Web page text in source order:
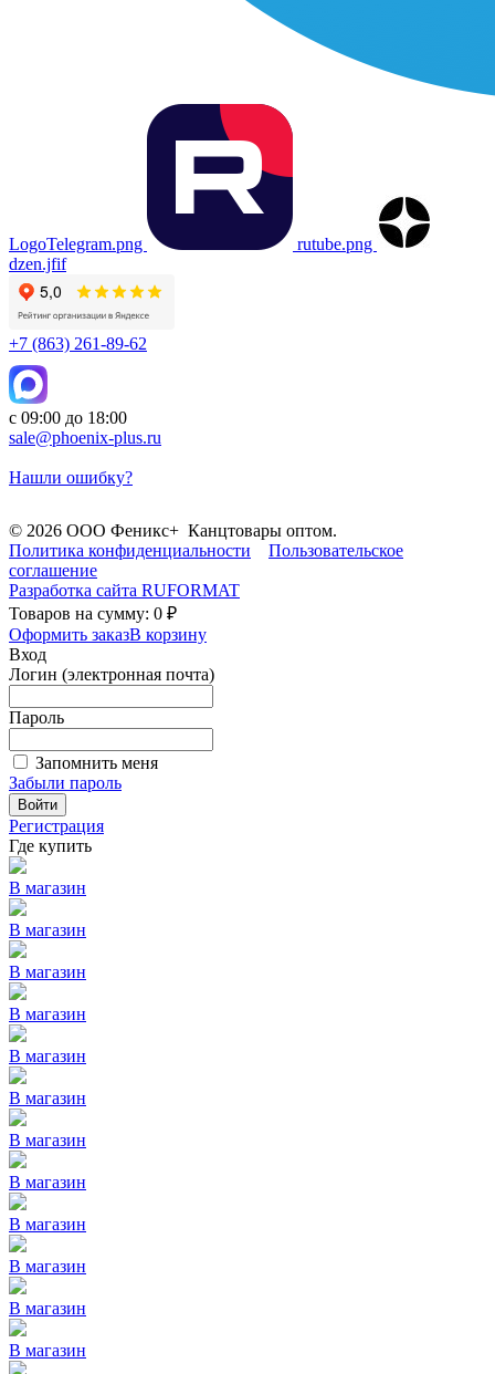
LogoTelegram.png
rutube.png
dzen.jfif
+7 (863) 261-89-62
с 09:00 до 18:00
sale@phoenix-plus.ru
Нашли ошибку?
© 2026 ООО Феникс+ Канцтовары оптом.
Политика конфиденциальности
Пользовательское
соглашение
Разработка сайта RUFORMAT
Товаров на сумму: 0 ₽
Оформить заказВ корзину
Вход
Логин (электронная почта)
Пароль
Запомнить меня
Забыли пароль
Войти
Регистрация
Где купить
В магазин
В магазин
В магазин
В магазин
В магазин
В магазин
В магазин
В магазин
В магазин
В магазин
В магазин
В магазин